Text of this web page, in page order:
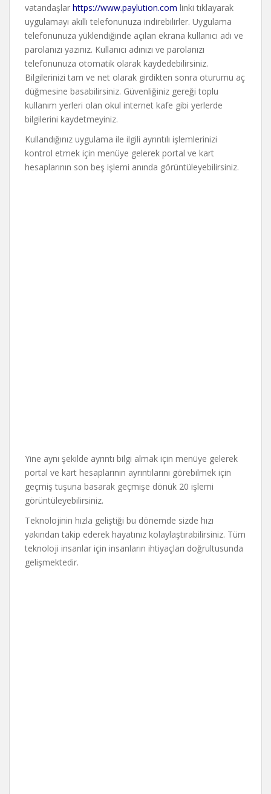
vatandaşlar https://www.paylution.com linki tıklayarak
uygulamayı akıllı telefonunuza indirebilirler. Uygulama
telefonunuza yüklendiğinde açılan ekrana kullanıcı adı ve
parolanızı yazınız. Kullanıcı adınızı ve parolanızı
telefonunuza otomatik olarak kaydedebilirsiniz.
Bilgilerinizi tam ve net olarak girdikten sonra oturumu aç
düğmesine basabilirsiniz. Güvenliğiniz gereği toplu
kullanım yerleri olan okul internet kafe gibi yerlerde
bilgilerini kaydetmeyiniz.
Kullandığınız uygulama ile ilgili ayrıntılı işlemlerinizi
kontrol etmek için menüye gelerek portal ve kart
hesaplarının son beş işlemi anında görüntüleyebilirsiniz.
Yine aynı şekilde ayrıntı bilgi almak için menüye gelerek
portal ve kart hesaplarının ayrıntılarını görebilmek için
geçmiş tuşuna basarak geçmişe dönük 20 işlemi
görüntüleyebilirsiniz.
Teknolojinin hızla geliştiği bu dönemde sizde hızı
yakından takip ederek hayatınız kolaylaştırabilirsiniz. Tüm
teknoloji insanlar için insanların ihtiyaçları doğrultusunda
gelişmektedir.